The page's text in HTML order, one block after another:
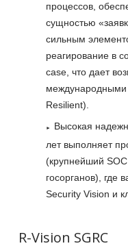
процессов,
сущностью
сильным
реагирование в
case, что дает
международными
Resilient).
Высокая
лет выполняет
(крупнейший
госорганов), где
Security Vision и
R-Vision SGRC